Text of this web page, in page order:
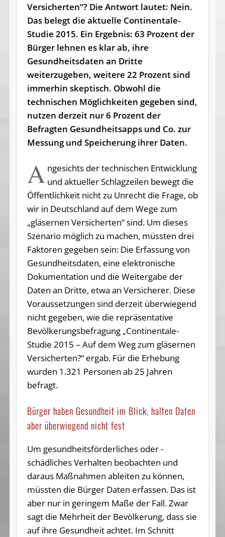
Versicherten“? Die Antwort lautet: Nein.
Das belegt die aktuelle Continentale-
Studie 2015. Ein Ergebnis: 63 Prozent der
Bürger lehnen es klar ab, ihre
Gesundheitsdaten an Dritte
weiterzugeben, weitere 22 Prozent sind
immerhin skeptisch. Obwohl die
technischen Möglichkeiten gegeben sind,
nutzen derzeit nur 6 Prozent der
Befragten Gesundheitsapps und Co. zur
Messung und Speicherung ihrer Daten.
A ngesichts der technischen Entwicklung
und aktueller Schlagzeilen bewegt die
Öffentlichkeit nicht zu Unrecht die Frage, ob
wir in Deutschland auf dem Wege zum
„gläsernen Versicherten“ sind. Um dieses
Szenario möglich zu machen, müssten drei
Faktoren gegeben sein: Die Erfassung von
Gesundheitsdaten, eine elektronische
Dokumentation und die Weitergabe der
Daten an Dritte, etwa an Versicherer. Diese
Voraussetzungen sind derzeit überwiegend
nicht gegeben, wie die repräsentative
Bevölkerungsbefragung „Continentale-
Studie 2015 – Auf dem Weg zum gläsernen
Versicherten?“ ergab. Für die Erhebung
wurden 1.321 Personen ab 25 Jahren
befragt.
Bürger haben Gesundheit im Blick, halten Daten
aber überwiegend nicht fest
Um gesundheitsförderliches oder -
schädliches Verhalten beobachten und
daraus Maßnahmen ableiten zu können,
müssten die Bürger Daten erfassen. Das ist
aber nur in geringem Maße der Fall. Zwar
sagt die Mehrheit der Bevölkerung, dass sie
auf ihre Gesundheit achtet. Im Schnitt